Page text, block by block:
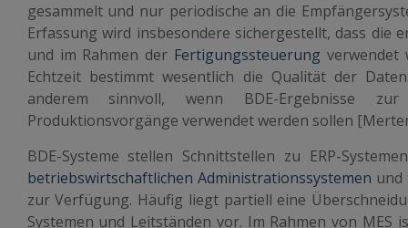
gesammelt und nur periodische an die
Erfassung wird insbesondere sichergestellt, dass die
und im Rahmen der Fertigungssteuerung verwendet
Echtzeit bestimmt wesentlich die Qualität der
anderem sinnvoll, wenn BDE-Ergebnisse
Produktionsvorgänge verwendet werden sollen
BDE-Systeme stellen Schnittstellen zu ERP-
betriebswirtschaftlichen Administrationssystemen und
zur Verfügung. Häufig liegt partiell eine
Systemen und Leitständen vor. Im Rahmen von MES